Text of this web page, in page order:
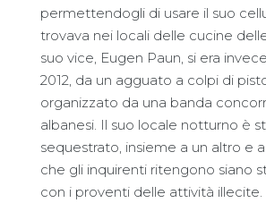
permettendogli di usare il suo
trovava nei locali delle cucine
suo vice, Eugen Paun, si era
2012, da un agguato a colpi di
organizzato da una banda
albanesi. Il suo locale notturno è
sequestrato, insieme a un altro e
che gli inquirenti ritengono siano
con i proventi delle attività illecite.